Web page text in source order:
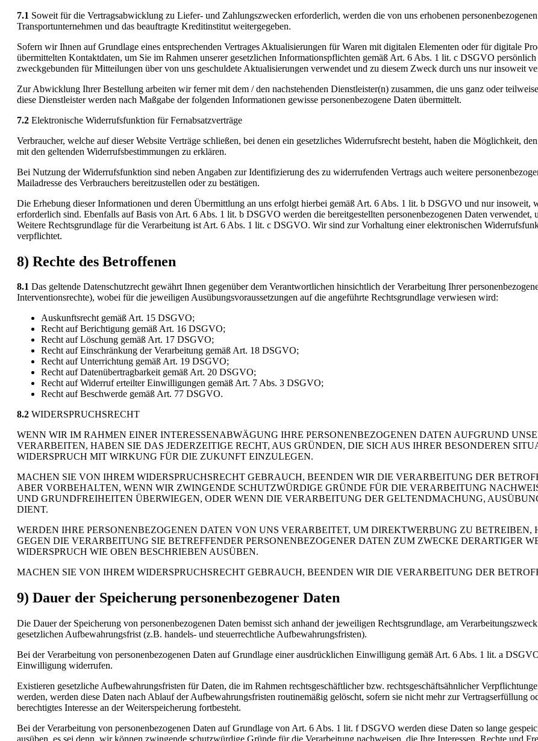
7.1 Soweit für die Vertragsabwicklung zu Liefer- und Zahlungszwecken erforderlich, werden die von uns erhobenen
Transportunternehmen und das beauftragte Kreditinstitut weitergegeben.
Sofern wir Ihnen auf Grundlage eines entsprechenden Vertrages Aktualisierungen für Waren mit digitalen Elementen oder für digitale
übermittelten Kontaktdaten, um Sie im Rahmen unserer gesetzlichen Informationspflichten gemäß Art. 6 Abs. 1 lit. c DSGVO
zweckgebunden für Mitteilungen über von uns geschuldete Aktualisierungen verwendet und zu diesem Zweck durch uns nur insoweit
Zur Abwicklung Ihrer Bestellung arbeiten wir ferner mit dem / den nachstehenden Dienstleister(n) zusammen, die uns ganz oder
diese Dienstleister werden nach Maßgabe der folgenden Informationen gewisse personenbezogene Daten übermittelt.
7.2 Elektronische Widerrufsfunktion für Fernabsatzverträge
Verbraucher, welche auf dieser Website Verträge schließen, bei denen ein gesetzliches Widerrufsrecht besteht, haben die Möglichkeit,
mit den geltenden Widerrufsbestimmungen zu erklären.
Bei Nutzung der Widerrufsfunktion sind neben Angaben zur Identifizierung des zu widerrufenden Vertrags auch weitere
Mailadresse des Verbrauchers bereitzustellen oder zu bestätigen.
Die Erhebung dieser Informationen und deren Übermittlung an uns erfolgt hierbei gemäß Art. 6 Abs. 1 lit. b DSGVO und nur insoweit,
erforderlich sind. Ebenfalls auf Basis von Art. 6 Abs. 1 lit. b DSGVO werden die bereitgestellten personenbezogenen Daten
Weitere Rechtsgrundlage für die Verarbeitung ist Art. 6 Abs. 1 lit. c DSGVO. Wir sind zur Vorhaltung einer elektronischen
verpflichtet.
8) Rechte des Betroffenen
8.1 Das geltende Datenschutzrecht gewährt Ihnen gegenüber dem Verantwortlichen hinsichtlich der Verarbeitung Ihrer
Interventionsrechte), wobei für die jeweiligen Ausübungsvoraussetzungen auf die angeführte Rechtsgrundlage verwiesen wird:
Auskunftsrecht gemäß Art. 15 DSGVO;
Recht auf Berichtigung gemäß Art. 16 DSGVO;
Recht auf Löschung gemäß Art. 17 DSGVO;
Recht auf Einschränkung der Verarbeitung gemäß Art. 18 DSGVO;
Recht auf Unterrichtung gemäß Art. 19 DSGVO;
Recht auf Datenübertragbarkeit gemäß Art. 20 DSGVO;
Recht auf Widerruf erteilter Einwilligungen gemäß Art. 7 Abs. 3 DSGVO;
Recht auf Beschwerde gemäß Art. 77 DSGVO.
8.2 WIDERSPRUCHSRECHT
WENN WIR IM RAHMEN EINER INTERESSENABWÄGUNG IHRE PERSONENBEZOGENEN DATEN AUFGRUND
VERARBEITEN, HABEN SIE DAS JEDERZEITIGE RECHT, AUS GRÜNDEN, DIE SICH AUS IHRER BESONDEREN
WIDERSPRUCH MIT WIRKUNG FÜR DIE ZUKUNFT EINZULEGEN.
MACHEN SIE VON IHREM WIDERSPRUCHSRECHT GEBRAUCH, BEENDEN WIR DIE VERARBEITUNG DER
ABER VORBEHALTEN, WENN WIR ZWINGENDE SCHUTZWÜRDIGE GRÜNDE FÜR DIE VERARBEITUNG
UND GRUNDFREIHEITEN ÜBERWIEGEN, ODER WENN DIE VERARBEITUNG DER GELTENDMACHUNG,
DIENT.
WERDEN IHRE PERSONENBEZOGENEN DATEN VON UNS VERARBEITET, UM DIREKTWERBUNG ZU BETREIBEN,
GEGEN DIE VERARBEITUNG SIE BETREFFENDER PERSONENBEZOGENER DATEN ZUM ZWECKE DERARTIGER
WIDERSPRUCH WIE OBEN BESCHRIEBEN AUSÜBEN.
MACHEN SIE VON IHREM WIDERSPRUCHSRECHT GEBRAUCH, BEENDEN WIR DIE VERARBEITUNG DER
9) Dauer der Speicherung personenbezogener Daten
Die Dauer der Speicherung von personenbezogenen Daten bemisst sich anhand der jeweiligen Rechtsgrundlage, am
gesetzlichen Aufbewahrungsfrist (z.B. handels- und steuerrechtliche Aufbewahrungsfristen).
Bei der Verarbeitung von personenbezogenen Daten auf Grundlage einer ausdrücklichen Einwilligung gemäß Art. 6 Abs. 1 lit. a
Einwilligung widerrufen.
Existieren gesetzliche Aufbewahrungsfristen für Daten, die im Rahmen rechtsgeschäftlicher bzw. rechtsgeschäftsähnlicher
werden, werden diese Daten nach Ablauf der Aufbewahrungsfristen routinemäßig gelöscht, sofern sie nicht mehr zur Vertragserfüllung
berechtigtes Interesse an der Weiterspeicherung fortbesteht.
Bei der Verarbeitung von personenbezogenen Daten auf Grundlage von Art. 6 Abs. 1 lit. f DSGVO werden diese Daten so lange